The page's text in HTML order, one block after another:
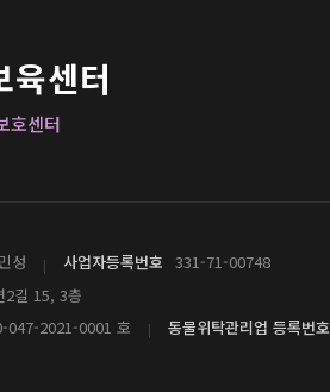
육센터
호센터
성 | 사업자등록번호 331-71-00748
2길 15, 3층
047-2021-0001 호 | 동물위탁관리업 등록번호